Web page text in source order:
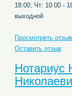
18:00; Чт: 10:00 -
выходной
Просмотреть
Оставить отзыв